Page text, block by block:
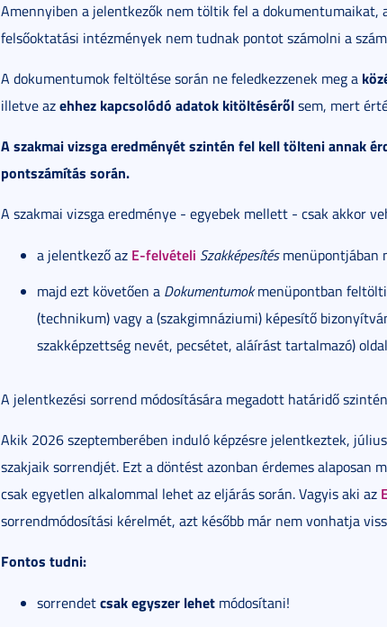
Amennyiben a jelentkezők nem töltik fel a dokumentumaikat,
felsőoktatási intézmények nem tudnak pontot számolni a
A dokumentumok feltöltése során ne feledkezzenek meg a
illetve azehhez kapcsolódó adatok kitöltésérőlsem, mert
A szakmai vizsga eredményét szintén fel kell tölteni annak
pontszámítás során.
A szakmai vizsga eredménye - egyebek mellett - csak akkor
a jelentkező az E-felvételi Szakképesítésmenüpontjában
majd ezt követően a Dokumentumokmenüpontban feltölti
(technikum) vagy a (szakgimnáziumi) képesítő
szakképzettség nevét, pecsétet, aláírást tartalmazó)
A jelentkezési sorrend módosítására megadott határidő szintén
Akik 2026 szeptemberében induló képzésre jelentkeztek,
szakjaik sorrendjét. Ezt a döntést azonban érdemes alaposan
csak egyetlen alkalommal lehet az eljárás során. Vagyis aki az
sorrendmódosítási kérelmét, azt később már nem vonhatja
Fontos tudni:
sorrendetcsak egyszer lehet módosítani!